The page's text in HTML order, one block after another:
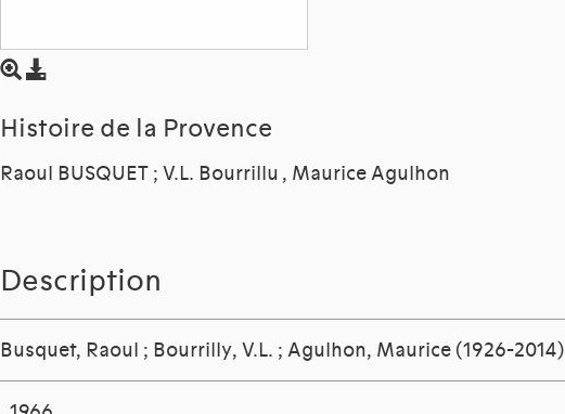
Histoire de la Provence
Raoul BUSQUET ; V.L. Bourrillu , Maurice Agulhon
Description
Busquet, Raoul ; Bourrilly, V.L. ;Agulhon, Maurice (1926-2014)